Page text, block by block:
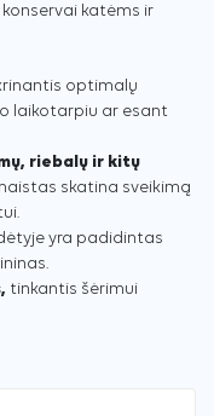
konservai katėms ir
optimalų
laikotarpiu ar esant
riebalų ir kitų
skatina sveikimą
yra padidintas
tinkantis šėrimui